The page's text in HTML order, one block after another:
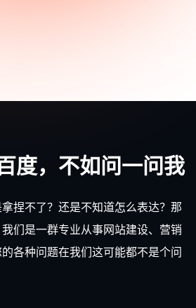
度，不如问一问我
捏不了？还是不知道怎么表达？那
们是一群专业从事网站建设、营销
各种问题在我们这可能都不是个问